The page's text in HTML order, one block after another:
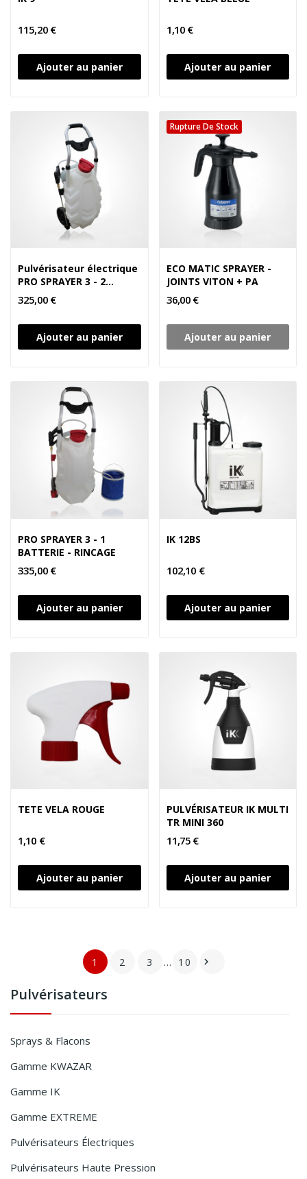
Pulvérisateurs
Sprays & Flacons
Gamme KWAZAR
Gamme IK
Gamme EXTREME
Pulvérisateurs Électriques
Pulvérisateurs Haute Pression
115,20 €
Ajouter au panier
1,10 €
Ajouter au panier
Pulvérisateur électrique
PRO SPRAYER 3 - 2
BATTERIES
325,00 €
Ajouter au panier
Rupture De Stock
ECO MATIC SPRAYER -
JOINTS VITON + PA
36,00 €
Ajouter au panier
PRO SPRAYER 3 - 1
BATTERIE - RINCAGE
335,00 €
Ajouter au panier
IK 12BS
102,10 €
Ajouter au panier
TETE VELA ROUGE
1,10 €
Ajouter au panier
PULVÉRISATEUR IK MULTI
TR MINI 360
11,75 €
Ajouter au panier
1 2 3 … 10 